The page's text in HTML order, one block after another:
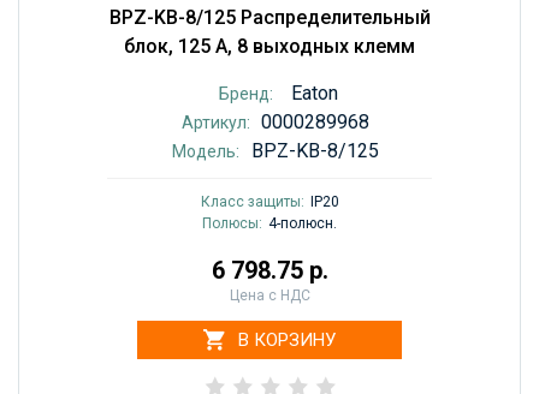
BPZ-KB-8/125 Распределительный
блок, 125 А, 8 выходных клемм
Бренд: Eaton
Артикул: 0000289968
Модель: BPZ-KB-8/125
Класс защиты:
IP20
Полюсы: 4-полюсн.
6 798.75 р.
Цена с НДС
В КОРЗИНУ